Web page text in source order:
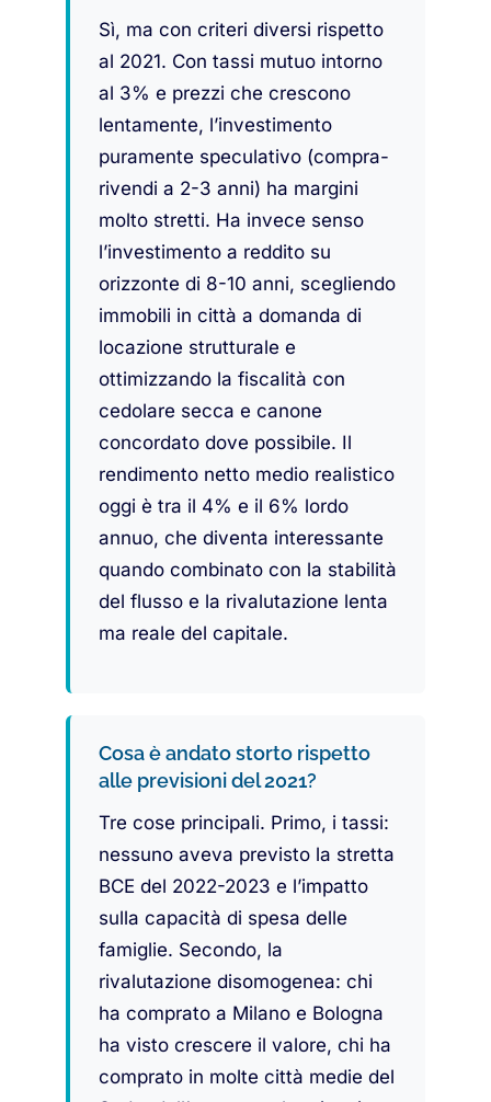
Sì, ma con criteri diversi rispetto
al 2021. Con tassi mutuo intorno
al 3% e prezzi che crescono
lentamente, l’investimento
puramente speculativo (compra-
rivendi a 2-3 anni) ha margini
molto stretti. Ha invece senso
l’investimento a reddito su
orizzonte di 8-10 anni, scegliendo
immobili in città a domanda di
locazione strutturale e
ottimizzando la fiscalità con
cedolare secca e canone
concordato dove possibile. Il
rendimento netto medio realistico
oggi è tra il 4% e il 6% lordo
annuo, che diventa interessante
quando combinato con la stabilità
del flusso e la rivalutazione lenta
ma reale del capitale.
Cosa è andato storto rispetto
alle previsioni del 2021?
Tre cose principali. Primo, i tassi:
nessuno aveva previsto la stretta
BCE del 2022-2023 e l’impatto
sulla capacità di spesa delle
famiglie. Secondo, la
rivalutazione disomogenea: chi
ha comprato a Milano e Bologna
ha visto crescere il valore, chi ha
comprato in molte città medie del